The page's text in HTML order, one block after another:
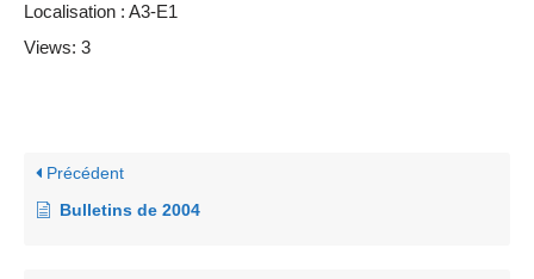
Localisation : A3-E1
Views: 3
Précédent
Bulletins de 2004